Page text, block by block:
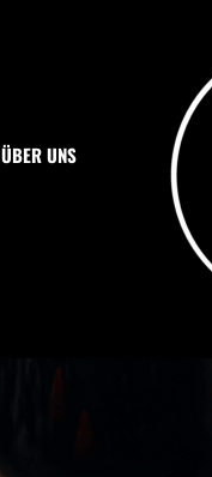
ÜBER UNS